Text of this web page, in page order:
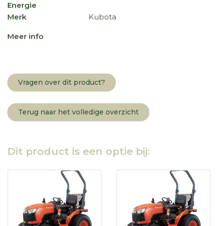
Energie
Merk
Kubota
Meer info
Vragen over dit product?
Terug naar het volledige overzicht
Dit product is een optie bij: